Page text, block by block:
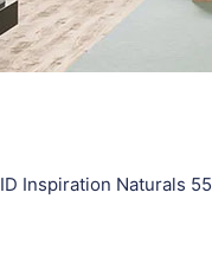
ID Inspiration Naturals 55